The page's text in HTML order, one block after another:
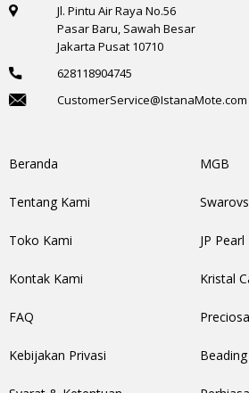
Jl. Pintu Air Raya No.56
Pasar Baru, Sawah Besar
Jakarta Pusat 10710
628118904745
CustomerService@IstanaMote.com
Beranda
Tentang Kami
Toko Kami
Kontak Kami
FAQ
Kebijakan Privasi
MGB
JP Pearl
Kristal